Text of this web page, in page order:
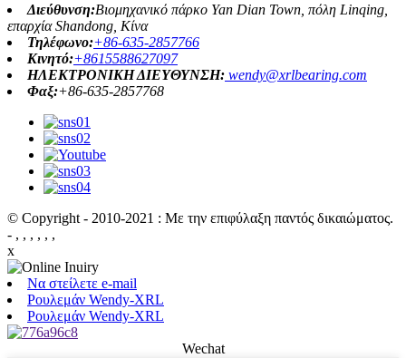
Διεύθυνση:Βιομηχανικό πάρκο Yan Dian Town, πόλη Linqing,
επαρχία Shandong, Κίνα
Τηλέφωνο:+86-635-2857766
Κινητό:+8615588627097
ΗΛΕΚΤΡΟΝΙΚΗ ΔΙΕΥΘΥΝΣΗ: wendy@xrlbearing.com
Φαξ:+86-635-2857768
© Copyright - 2010-2021 : Με την επιφύλαξη παντός δικαιώματος.
- , , , , , ,
x
Να στείλετε e-mail
Ρουλεμάν Wendy-XRL
Ρουλεμάν Wendy-XRL
Wechat